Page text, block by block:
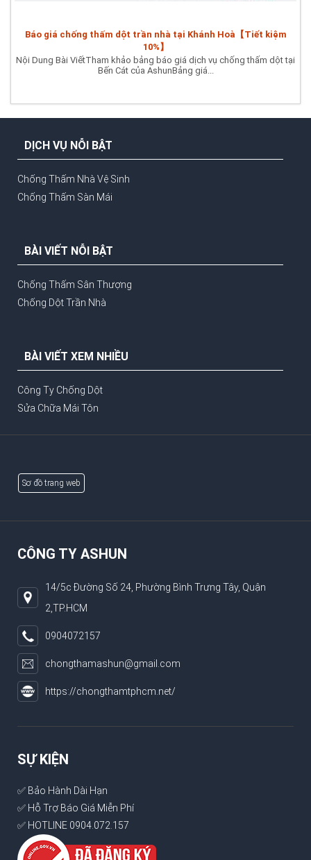
Báo giá chống thấm dột trần nhà tại Khánh Hoà【Tiết kiệm
10%】
Nội Dung Bài ViếtTham khảo bảng báo giá dịch vụ chống thấm dột tại
Bến Cát của AshunBảng giá...
DỊCH VỤ NỖI BẬT
Chống Thấm Nhà Vệ Sinh
Chống Thấm Sàn Mái
BÀI VIẾT NỖI BẬT
Chống Thấm Sân Thượng
Chống Dột Trần Nhà
BÀI VIẾT XEM NHIỀU
Công Ty Chống Dột
Sửa Chữa Mái Tôn
Sơ đồ trang web
CÔNG TY ASHUN
14/5c Đường Số 24, Phường Bình Trưng Tây, Quận
2,TP.HCM
0904072157
chongthamashun@gmail.com
https://chongthamtphcm.net/
SỰ KIỆN
✅ Bảo Hành Dài Hạn
✅ Hỗ Trợ Báo Giá Miễn Phí
✅ HOTLINE 0904.072.157